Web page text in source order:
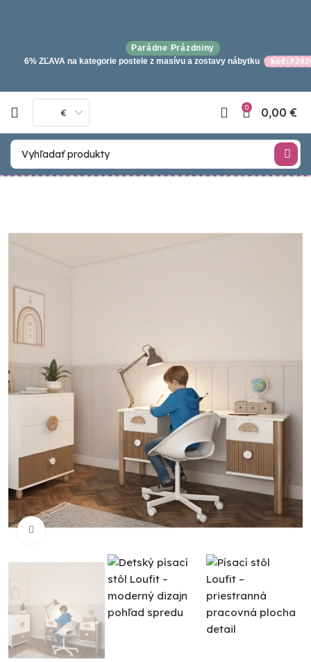
Parádne Prázdniny
6% ZĽAVA na kategorie postele z masívu a zostavy nábytku
€ 0 0,00€
Click to enlarge